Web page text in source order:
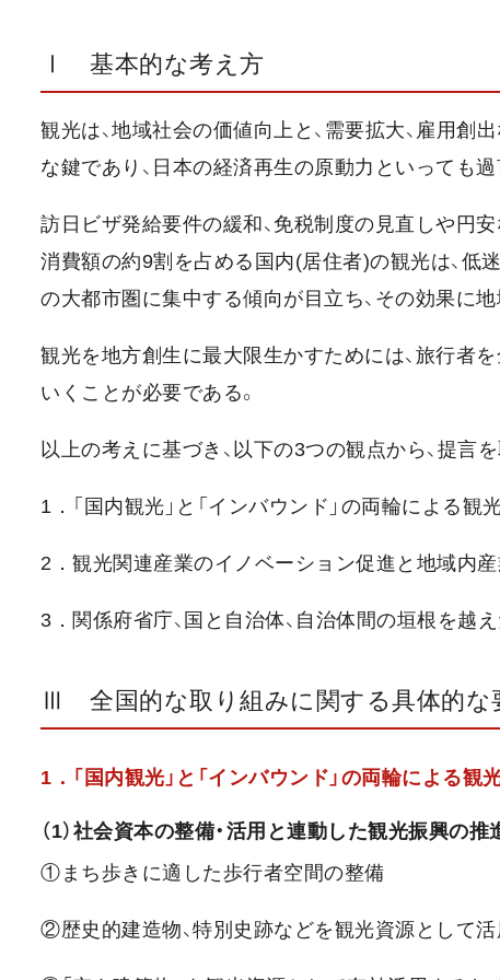
Ⅰ 基本的な考え方
観光は、地域社会の価値向上と、需要拡大、雇用
な鍵であり、日本の経済再生の原動力といっても過
訪日ビザ発給要件の緩和、免税制度の見直しや円
消費額の約9割を占める国内(居住者)の観光は、低
の大都市圏に集中する傾向が目立ち、その効果に地
観光を地方創生に最大限生かすためには、旅行者
いくことが必要である。
以上の考えに基づき、以下の3つの観点から、提言
1．「国内観光」と「インバウンド」の両輪による観
2．観光関連産業のイノベーション促進と地域内
3．関係府省庁、国と自治体、自治体間の垣根を越
Ⅲ 全国的な取り組みに関する具体的な
1．「国内観光」と「インバウンド」の両輪による観
（1）社会資本の整備・活用と連動した観光振興の推
①まち歩きに適した歩行者空間の整備
②歴史的建造物、特別史跡などを観光資源として